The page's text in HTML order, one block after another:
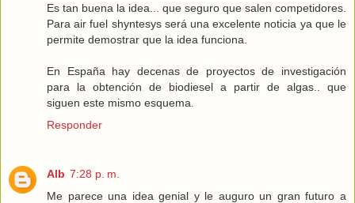
Es tan buena la idea... que seguro que salen competidores.
Para air fuel shyntesys será una excelente noticia ya que le
permite demostrar que la idea funciona.
En España hay decenas de proyectos de investigación
para la obtención de biodiesel a partir de algas.. que
siguen este mismo esquema.
Responder
Alb 7:28 p. m.
Me parece una idea genial y le auguro un gran futuro a